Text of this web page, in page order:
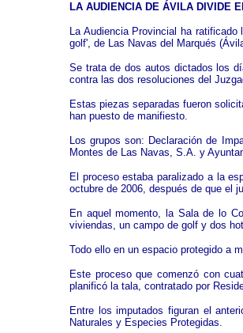
LA AUDIENCIA DE ÁVILA DIVIDE
La Audiencia Provincial ha
golf', de Las Navas del Marqués
Se trata de dos autos dictados los
contra las dos resoluciones del
Estas piezas separadas fueron
han puesto de manifiesto.
Los grupos son: Declaración de
Montes de Las Navas, S.A. y
El proceso estaba paralizado a la
octubre de 2006, después de que el
En aquel momento, la Sala de lo
viviendas, un campo de golf y dos
Todo ello en un espacio protegido a
Este proceso que comenzó con
planificó la tala, contratado por
Entre los imputados figuran el
Naturales y Especies Protegidas.